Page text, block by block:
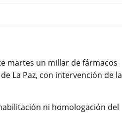
martes un millar de fármacos
La Paz, con intervención de la
ni homologación del